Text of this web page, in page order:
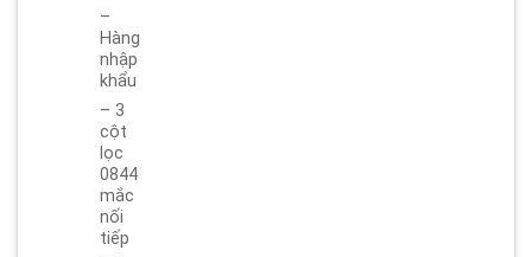
–
Hàng
nhập
khẩu
– 3
cột
lọc
0844
mắc
nối
tiếp